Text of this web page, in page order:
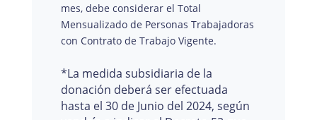
mes, debe considerar el Total
Mensualizado de Personas Trabajadoras
con Contrato de Trabajo Vigente.
*La medida subsidiaria de la
donación deberá ser efectuada
hasta el 30 de Junio del 2024, según